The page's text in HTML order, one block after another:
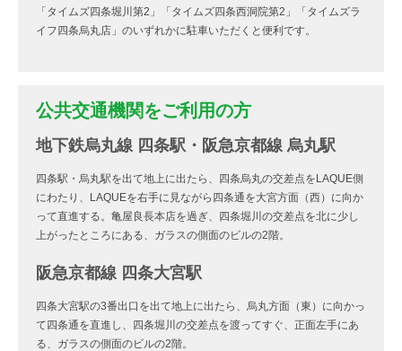
「タイムズ四条堀川第2」「タイムズ四条西洞院第2」「タイムズラ
イフ四条烏丸店」のいずれかに駐車いただくと便利です。
公共交通機関をご利用の方
地下鉄烏丸線 四条駅・阪急京都線 烏丸駅
四条駅・烏丸駅を出て地上に出たら、四条烏丸の交差点をLAQUE側
にわたり、LAQUEを右手に見ながら四条通を大宮方面（西）に向か
って直進する。亀屋良長本店を過ぎ、四条堀川の交差点を北に少し
上がったところにある、ガラスの側面のビルの2階。
阪急京都線 四条大宮駅
四条大宮駅の3番出口を出て地上に出たら、烏丸方面（東）に向かっ
て四条通を直進し、四条堀川の交差点を渡ってすぐ、正面左手にあ
る、ガラスの側面のビルの2階。